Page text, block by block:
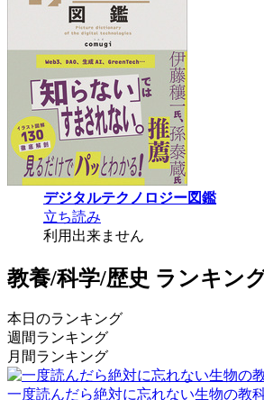
デジタルテクノロジー図鑑
立ち読み
利用出来ません
教養/科学/歴史 ランキン
本日のランキング
週間ランキング
月間ランキング
一度読んだら絶対に忘れない生物の教